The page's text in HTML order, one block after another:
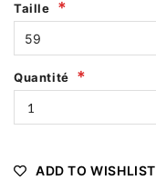
Taille
Quantité
ADD TO WISHLIST